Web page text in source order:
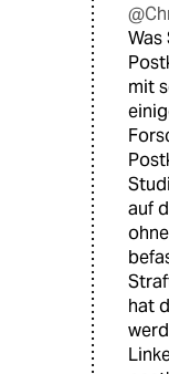
Was
mit
auf
hat